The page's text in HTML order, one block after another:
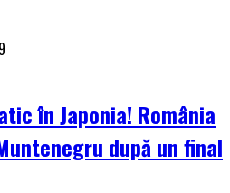
în Japonia! România
după un final